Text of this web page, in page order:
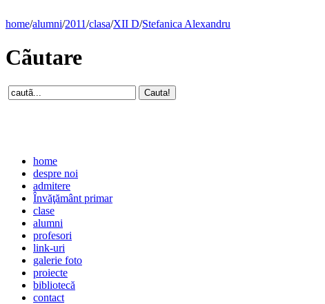
home/alumni/2011/clasa/XII D/Stefanica Alexandru
Cãutare
home
despre noi
admitere
Învăţământ primar
clase
alumni
profesori
link-uri
galerie foto
proiecte
bibliotecă
contact